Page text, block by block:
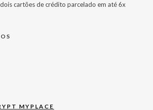
cartões de crédito parcelado em até 6x